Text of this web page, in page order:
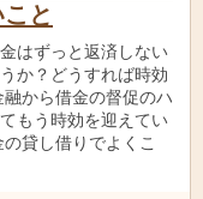
と
はずっと返済しない
か？どうすれば時効
から借金の督促のハ
もう時効を迎えてい
貸し借りでよくこ